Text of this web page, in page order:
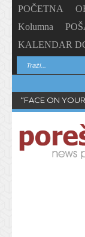
POČETNA
Kolumna
KALENDAR
“FACE ON